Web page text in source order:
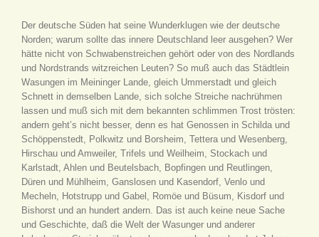
Der deutsche Süden hat seine Wunderklugen wie der deutsche
Norden; warum sollte das innere Deutschland leer ausgehen? Wer
hätte nicht von Schwabenstreichen gehört oder von des Nordlands
und Nordstrands witzreichen Leuten? So muß auch das Städtlein
Wasungen im Meininger Lande, gleich Ummerstadt und gleich
Schnett in demselben Lande, sich solche Streiche nachrühmen
lassen und muß sich mit dem bekannten schlimmen Trost trösten:
andern geht’s nicht besser, denn es hat Genossen in Schilda und
Schöppenstedt, Polkwitz und Borsheim, Tettera und Wesenberg,
Hirschau und Amweiler, Trifels und Weilheim, Stockach und
Karlstadt, Ahlen und Beutelsbach, Bopfingen und Reutlingen,
Düren und Mühlheim, Ganslosen und Kasendorf, Venlo und
Mecheln, Hotstrupp und Gabel, Romöe und Büsum, Kisdorf und
Bishorst und an hundert andern. Das ist auch keine neue Sache
und Geschichte, daß die Welt der Wasunger und anderer